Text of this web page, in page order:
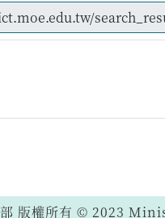
部 版權所有 © 2023